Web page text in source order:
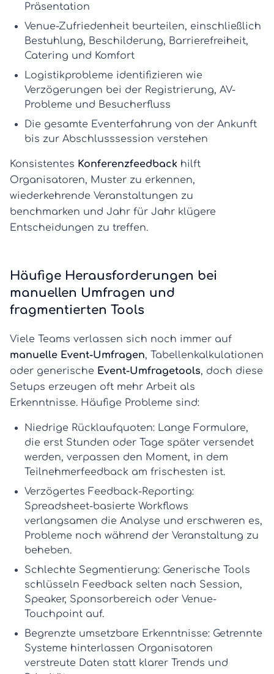
Präsentation
Venue-Zufriedenheit beurteilen, einschließlich
Bestuhlung, Beschilderung, Barrierefreiheit,
Catering und Komfort
Logistikprobleme identifizieren wie
Verzögerungen bei der Registrierung, AV-
Probleme und Besucherfluss
Die gesamte Eventerfahrung von der Ankunft
bis zur Abschlusssession verstehen
Konsistentes Konferenzfeedback hilft
Organisatoren, Muster zu erkennen,
wiederkehrende Veranstaltungen zu
benchmarken und Jahr für Jahr klügere
Entscheidungen zu treffen.
Häufige Herausforderungen bei
manuellen Umfragen und
fragmentierten Tools
Viele Teams verlassen sich noch immer auf
manuelle Event-Umfragen, Tabellenkalkulationen
oder generische Event-Umfragetools, doch diese
Setups erzeugen oft mehr Arbeit als
Erkenntnisse. Häufige Probleme sind:
Niedrige Rücklaufquoten: Lange Formulare,
die erst Stunden oder Tage später versendet
werden, verpassen den Moment, in dem
Teilnehmerfeedback am frischesten ist.
Verzögertes Feedback-Reporting:
Spreadsheet-basierte Workflows
verlangsamen die Analyse und erschweren es,
Probleme noch während der Veranstaltung zu
beheben.
Schlechte Segmentierung: Generische Tools
schlüsseln Feedback selten nach Session,
Speaker, Sponsorbereich oder Venue-
Touchpoint auf.
Begrenzte umsetzbare Erkenntnisse: Getrennte
Systeme hinterlassen Organisatoren
verstreute Daten statt klarer Trends und